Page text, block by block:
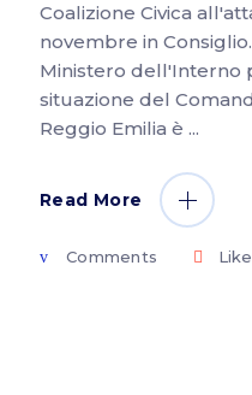
Coalizione Civica
novembre in
Ministero dell'Interno
situazione del
Reggio Emilia è
Read More
Comments Like